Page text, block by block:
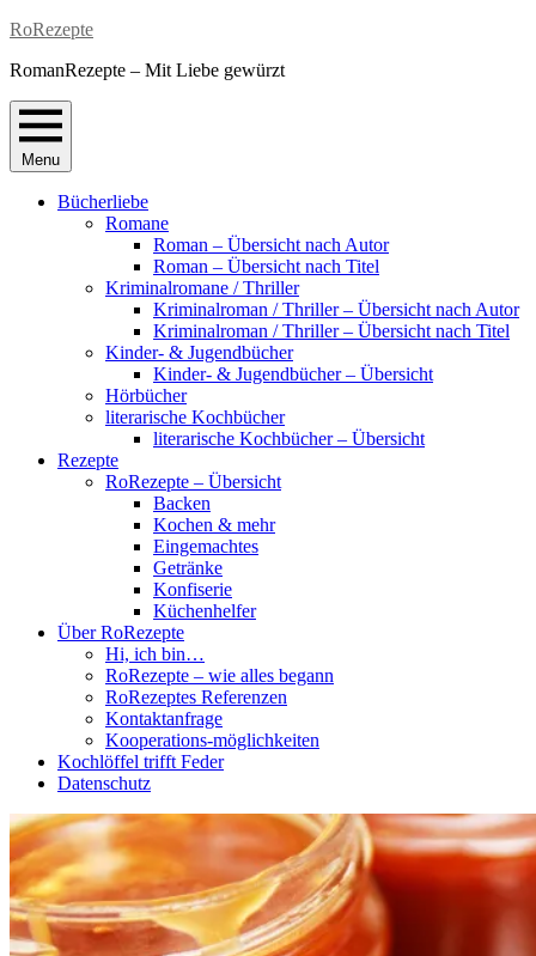
Skip
content
RoRezepte
RomanRezepte – Mit Liebe gewürzt
Menu
Bücherliebe
Romane
Roman – Übersicht nach Autor
Roman – Übersicht nach Titel
Kriminalromane / Thriller
Kriminalroman / Thriller – Übersicht nach Autor
Kriminalroman / Thriller – Übersicht nach Titel
Kinder- & Jugendbücher
Kinder- & Jugendbücher – Übersicht
Hörbücher
literarische Kochbücher
literarische Kochbücher – Übersicht
Rezepte
RoRezepte – Übersicht
Backen
Kochen & mehr
Eingemachtes
Getränke
Konfiserie
Küchenhelfer
Über RoRezepte
Hi, ich bin…
RoRezepte – wie alles begann
RoRezeptes Referenzen
Kontaktanfrage
Kooperations-möglichkeiten
Kochlöffel trifft Feder
Datenschutz